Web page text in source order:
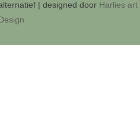
| designed door Harlies art